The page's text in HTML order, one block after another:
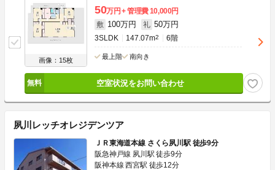
画像：15枚
50万円 管理費10,000円
敷 100万円 礼 50万円
3SLDK 147.07m2 6階
最上階 南向き
空室状況をお問い合わせ
夙川レッチオレジデンツア
ＪＲ東海道本線 さくら夙川駅 徒歩9分
阪急神戸線 夙川駅 徒歩9分
阪神本線 西宮駅 徒歩12分